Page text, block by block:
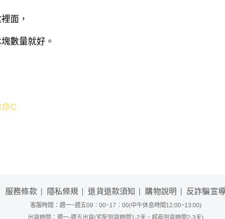
面，
數量就好。
C
服務條款 隱私條規 退貨退款須知 購物說明 反詐騙宣
客服時間：週一~週五09：00~17：00(中午休息時間12:00~13:00)
出貨時間：週一-週五出貨(宅配到貨時間1-2天、超商到貨時間2-3天)